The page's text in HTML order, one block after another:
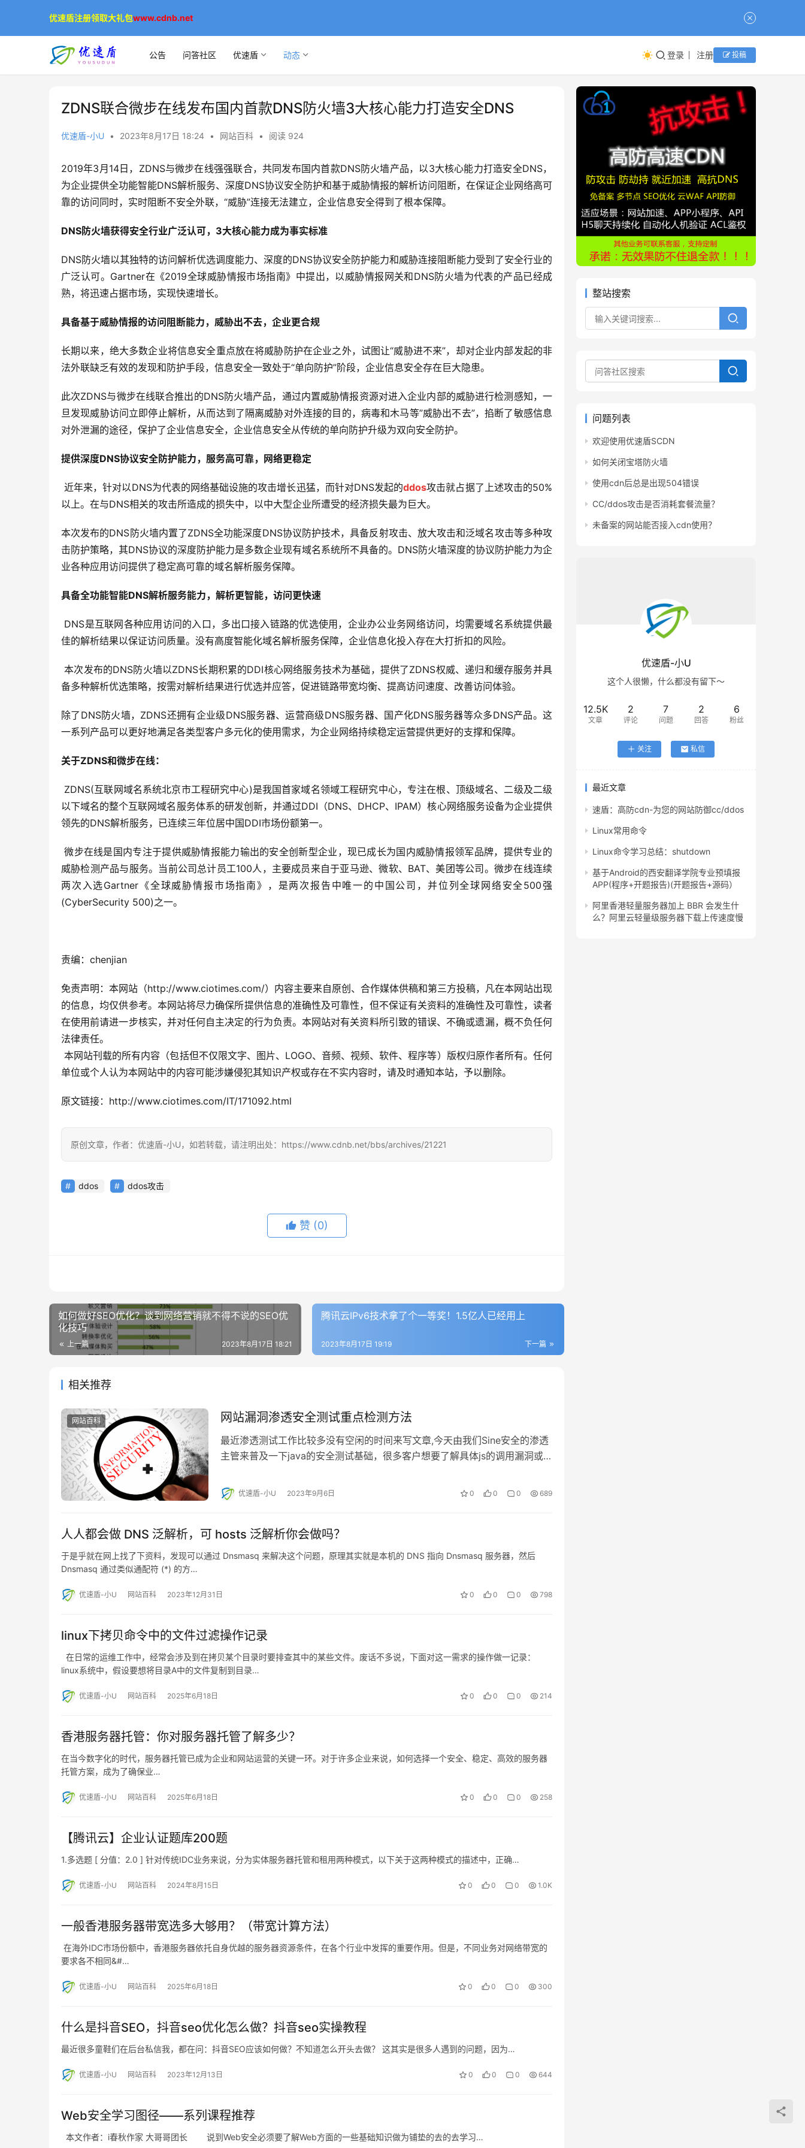
公告 问答社区 优速盾 动态 登录 注册 投稿
ZDNS联合微步在线发布国内首款DNS防火墙3大核心能力打造安全DNS
优速盾-小U • 2023年8月17日 18:24 • 网站百科 • 阅读 924
2019年3月14日，ZDNS与微步在线强强联合，共同发布国内首款DNS防火墙产品，以3大核心能力打造安全DNS，
为企业提供全功能智能DNS解析服务、深度DNS协议安全防护和基于威胁情报的解析访问阻断，在保证企业网络高可
靠的访问同时，实时阻断不安全外联，“威胁”连接无法建立，企业信息安全得到了根本保障。
DNS防火墙获得安全行业广泛认可，3大核心能力成为事实标准
DNS防火墙以其独特的访问解析优选调度能力、深度的DNS协议安全防护能力和威胁连接阻断能力受到了安全行业的
广泛认可。Gartner在《2019全球威胁情报市场指南》中提出，以威胁情报网关和DNS防火墙为代表的产品已经成
熟，将迅速占据市场，实现快速增长。
具备基于威胁情报的访问阻断能力，威胁出不去，企业更合规
长期以来，绝大多数企业将信息安全重点放在将威胁防护在企业之外，试图让“威胁进不来”，却对企业内部发起的非
法外联缺乏有效的发现和防护手段，信息安全一致处于“单向防护”阶段，企业信息安全存在巨大隐患。
此次ZDNS与微步在线联合推出的DNS防火墙产品，通过内置威胁情报资源对进入企业内部的威胁进行检测感知，一
旦发现威胁访问立即停止解析，从而达到了隔离威胁对外连接的目的，病毒和木马等”威胁出不去”，掐断了敏感信息
对外泄漏的途径，保护了企业信息安全，企业信息安全从传统的单向防护升级为双向安全防护。
提供深度DNS协议安全防护能力，服务高可靠，网络更稳定
近年来，针对以DNS为代表的网络基础设施的攻击增长迅猛，而针对DNS发起的ddos攻击就占据了上述攻击的50%
以上。在与DNS相关的攻击所造成的损失中，以中大型企业所遭受的经济损失最为巨大。
本次发布的DNS防火墙内置了ZDNS全功能深度DNS协议防护技术，具备反射攻击、放大攻击和泛域名攻击等多种攻
击防护策略，其DNS协议的深度防护能力是多数企业现有域名系统所不具备的。DNS防火墙深度的协议防护能力为企
业各种应用访问提供了稳定高可靠的域名解析服务保障。
具备全功能智能DNS解析服务能力，解析更智能，访问更快速
佳的解析结果以保证访问质量。没有高度智能化域名解析服务保障，企业信息化投入存在大打折扣的风险。
本次发布的DNS防火墙以ZDNS长期积累的DDI核心网络服务技术为基础，提供了ZDNS权威、递归和缓存服务并具
备多种解析优选策略，按需对解析结果进行优选并应答，促进链路带宽均衡、提高访问速度、改善访问体验。
除了DNS防火墙，ZDNS还拥有企业级DNS服务器、运营商级DNS服务器、国产化DNS服务器等众多DNS产品。这
一系列产品可以更好地满足各类型客户多元化的使用需求，为企业网络持续稳定运营提供更好的支撑和保障。
关于ZDNS和微步在线：
以下域名的整个互联网域名服务体系的研发创新，并通过DDI（DNS、DHCP、IPAM）核心网络服务设备为企业提供
领先的DNS解析服务，已连续三年位居中国DDI市场份额第一。
微步在线是国内专注于提供威胁情报能力输出的安全创新型企业，现已成长为国内威胁情报领军品牌，提供专业的
威胁检测产品与服务。当前公司总计员工100人，主要成员来自于亚马逊、微软、BAT、美团等公司。微步在线连续
两次入选Gartner《全球威胁情报市场指南》，是两次报告中唯一的中国公司，并位列全球网络安全500强
(CyberSecurity 500)之一。
责编：chenjian
免责声明 ：本网站（http://www.ciotimes.com/）内容主要来自原创、合作媒体供稿和第三方投稿，凡在本网站出现
的信息，均仅供参考。本网站将尽力确保所提供信息的准确性及可靠性，但不保证有关资料的准确性及可靠性，读者
在使用前请进一步核实，并对任何自主决定的行为负责。本网站对有关资料所引致的错误、不确或遗漏，概不负任何
法律责任。
本网站刊载的所有内容（包括但不仅限文字、图片、LOGO、音频、视频、软件、程序等）版权归原作者所有。任何
单位或个人认为本网站中的内容可能涉嫌侵犯其知识产权或存在不实内容时，请及时通知本站，予以删除。
原文链接：http://www.ciotimes.com/IT/171092.html
原创文章，作者：优速盾-小U，如若转载，请注明出处：https://www.cdnb.net/bbs/archives/21221
ddos ddos攻击
赞 (0)
如何做好SEO优化？谈到网络营销就不得不说的SEO优
化技巧
上一篇 2023年8月17日 18:21
腾讯云IPv6技术拿了个一等奖！1.5亿人已经用上
下一篇
2023年8月17日 19:19
相关推荐
网站百科 网站漏洞渗透安全测试重点检测方法
最近渗透测试工作比较多没有空闲的时间来写文章,今天由我们Sine安全的渗透
主管来普及一下java的安全测试基础，很多客户想要了解具体js的调用漏洞或
优速盾-小U 2023年9月6日 0 0 0 689
人人都会做 DNS 泛解析，可 hosts 泛解析你会做吗？
于是乎就在网上找了下资料，发现可以通过 Dnsmasq 来解决这个问题，原理其实就是本机的 DNS 指向 Dnsmasq 服务器，然后
Dnsmasq 通过类似通配符 (*) 的方…
优速盾-小U 网站百科 2023年12月31日 0 0 0 798
linux下拷贝命令中的文件过滤操作记录
在日常的运维工作中，经常会涉及到在拷贝某个目录时要排查其中的某些文件。废话不多说，下面对这一需求的操作做一记录：
linux系统中，假设要想将目录A中的文件复制到目录…
优速盾-小U 网站百科 2025年6月18日 0 0 0 214
香港服务器托管：你对服务器托管了解多少？
在当今数字化的时代，服务器托管已成为企业和网站运营的关键一环。对于许多企业来说，如何选择一个安全、稳定、高效的服务器
托管方案，成为了确保业…
优速盾-小U 网站百科 2025年6月18日 0 0 0 258
【腾讯云】企业认证题库200题
1.多选题 [ 分值：2.0 ] 针对传统IDC业务来说，分为实体服务器托管和租用两种模式，以下关于这两种模式的描述中，正确…
优速盾-小U 网站百科 2024年8月15日 0 0 0 1.0K
一般香港服务器带宽选多大够用？（带宽计算方法）
​ 在海外IDC市场份额中，香港服务器依托自身优越的服务器资源条件，在各个行业中发挥的重要作用。但是，不同业务对网络带宽的
要求各不相同&#…
优速盾-小U 网站百科 2025年6月18日 0 0 0 300
什么是抖音SEO，抖音seo优化怎么做？抖音seo实操教程
最近很多童鞋们在后台私信我，都在问：抖音SEO应该如何做？不知道怎么开头去做？ 这其实是很多人遇到的问题，因为…
优速盾-小U 网站百科 2023年12月13日 0 0 0 644
Web安全学习图径——系列课程推荐
本文作者：i春秋作家 大哥哥团长 说到Web安全必须要了解Web方面的一些基础知识做为铺垫的去的去学习…
整站搜索
问题列表
欢迎使用优速盾SCDN
如何关闭宝塔防火墙
使用cdn后总是出现504错误
CC/ddos攻击是否消耗套餐流量？
未备案的网站能否接入cdn使用？
优速盾-小U
这个人很懒，什么都没有留下～
12.5K
文章
2
评论
7
问题
2
回答
6
粉丝
关注 私信
最近文章
速盾：高防cdn-为您的网站防御cc/ddos
Linux常用命令
Linux命令学习总结：shutdown
基于Android的西安翻译学院专业预填报
APP(程序+开题报告)(开题报告+源码）
阿里香港轻量服务器加上 BBR 会发生什
么？阿里云轻量级服务器下载上传速度慢
优速盾注册领取大礼包www.cdnb.net